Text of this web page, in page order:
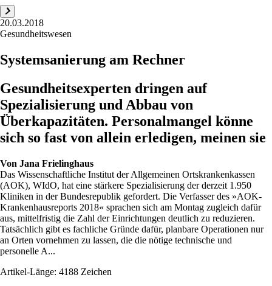
20.03.2018
Gesundheitswesen
Systemsanierung am Rechner
Gesundheitsexperten dringen auf
Spezialisierung und Abbau von
Überkapazitäten. Personalmangel könne
sich so fast von allein erledigen, meinen sie
Von Jana Frielinghaus
Das Wissenschaftliche Institut der Allgemeinen Ortskrankenkassen
(AOK), WIdO, hat eine stärkere Spezialisierung der derzeit 1.950
Kliniken in der Bundesrepublik gefordert. Die Verfasser des »AOK-
Krankenhausreports 2018« sprachen sich am Montag zugleich dafür
aus, mittelfristig die Zahl der Einrichtungen deutlich zu reduzieren.
Tatsächlich gibt es fachliche Gründe dafür, planbare Operationen nur
an Orten vornehmen zu lassen, die die nötige technische und
personelle A...
Artikel-Länge: 4188 Zeichen